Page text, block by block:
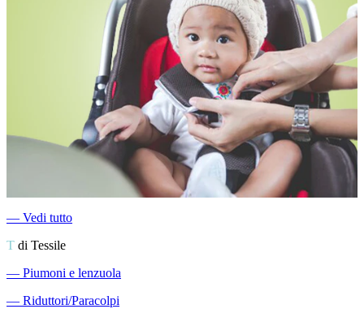
― Vedi tutto
T di Tessile
― Piumoni e lenzuola
― Riduttori/Paracolpi